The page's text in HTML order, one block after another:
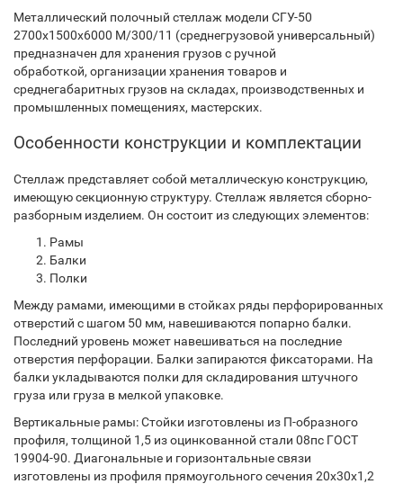
Металлический полочный стеллаж модели СГУ-50
2700х1500х6000 М/300/11 (среднегрузовой универсальный)
предназначен для хранения грузов с ручной
обработкой, организации хранения товаров и
среднегабаритных грузов на складах, производственных и
промышленных помещениях, мастерских.
Особенности конструкции и комплектации
Стеллаж представляет собой металлическую конструкцию,
имеющую секционную структуру. Стеллаж является сборно-
разборным изделием. Он состоит из следующих элементов:
Рамы
Балки
Полки
Между рамами, имеющими в стойках ряды перфорированных
отверстий с шагом 50 мм, навешиваются попарно балки.
Последний уровень может навешиваться на последние
отверстия перфорации. Балки запираются фиксаторами. На
балки укладываются полки для складирования штучного
груза или груза в мелкой упаковке.
Вертикальные рамы: Стойки изготовлены из П-образного
профиля, толщиной 1,5 из оцинкованной стали 08пс ГОСТ
19904-90. Диагональные и горизонтальные связи
изготовлены из профиля прямоугольного сечения 20х30х1,2